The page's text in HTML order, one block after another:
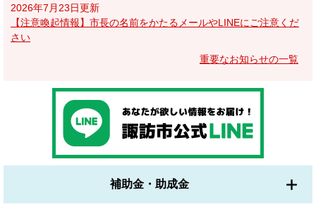
2026年7月23日更新
【注意喚起情報】市長の名前をかたるメールやLINEにご注意くだ
さい
重要なお知らせの一覧
補助金・助成金